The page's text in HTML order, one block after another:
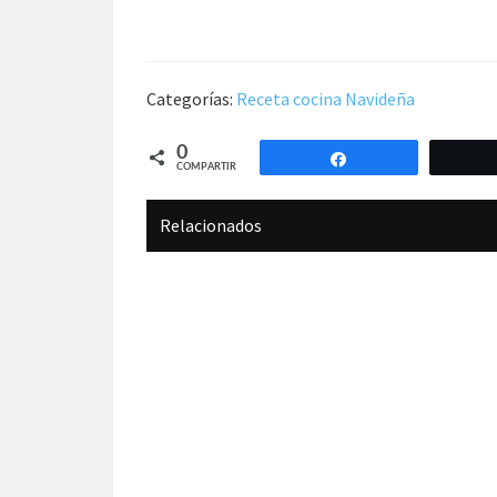
Categorías: Receta cocina Navideña
0
COMPARTIR
Relacionados